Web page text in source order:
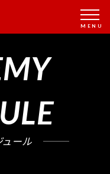
ール